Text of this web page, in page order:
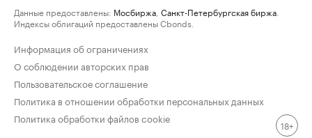
Данные предоставлены: Мосбиржа Санкт-Петербургская биржа
Индексы облигаций предоставлены Cbonds.
Информация об ограничениях
О соблюдении авторских прав
Пользовательское соглашение
Политика в отношении обработки персональных данных
Политика обработки файлов cookie
18+